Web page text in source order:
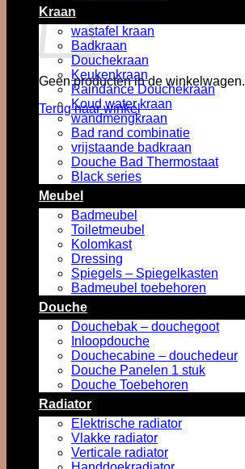
Geen producten in de winkelwagen.
Terug naar winkel
Kraan
wastafel kraan
Badkraan
Douchekraan
Keukenkraan
Raindance Douchekraan
Koud water kraan
wandmengkraan
Bad rand combinatie
vrijstaande badkraan
Douche Bad Thermostaat
Black series
Meubel
Badmeubel
Toiletmeubel
Kolomkast
Dressing
Spiegels – Spiegelkasten
Badmeubel toebehoren
Douche
Douchebak – douchegoot
Inloopdouche
Douchecabine – douchedeur
Douche Panelen 1 stuk
Douche Toebehoren
Radiator
Elektrische radiator
Vlakke radiator
Verticale radiator